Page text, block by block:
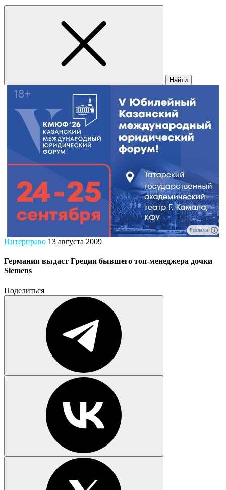
Найти
Реклама
Интерправо 13 августа 2009
Германия выдаст Греции бывшего топ-менеджера дочки
Siemens
Поделиться